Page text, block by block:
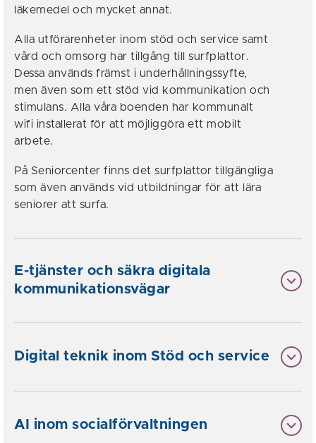
läkemedel och mycket annat.
Alla utförarenheter inom stöd och service samt
vård och omsorg har tillgång till surfplattor.
Dessa används främst i underhållningssyfte,
men även som ett stöd vid kommunikation och
stimulans. Alla våra boenden har kommunalt
wifi installerat för att möjliggöra ett mobilt
arbete.
På Seniorcenter finns det surfplattor tillgängliga
som även används vid utbildningar för att lära
seniorer att surfa.
E-tjänster och säkra digitala
kommunikationsvägar
Digital teknik inom Stöd och service
AI inom socialförvaltningen